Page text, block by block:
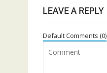
LEAVE A REPLY
Default Comments (0)